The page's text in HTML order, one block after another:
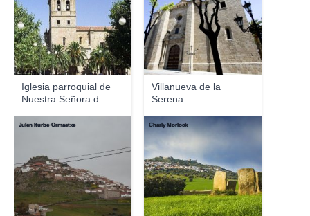
Iglesia parroquial de
Nuestra Señora d...
Villanueva de la
Serena
Julen Iturbe-Ormaetxe Charly Morlock